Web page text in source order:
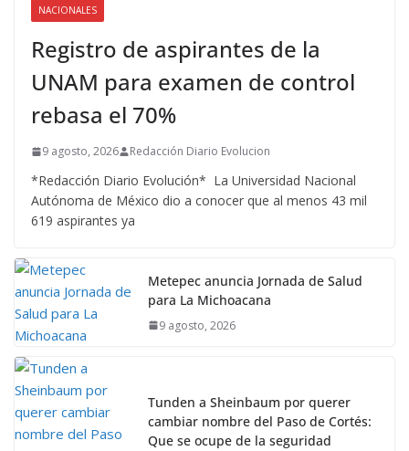
NACIONALES
Registro de aspirantes de la
UNAM para examen de control
rebasa el 70%
9 agosto, 2026 Redacción Diario Evolucion
*Redacción Diario Evolución* La Universidad Nacional
Autónoma de México dio a conocer que al menos 43 mil
619 aspirantes ya
Metepec anuncia Jornada de Salud
para La Michoacana
9 agosto, 2026
Tunden a Sheinbaum por querer
cambiar nombre del Paso de Cortés:
Que se ocupe de la seguridad